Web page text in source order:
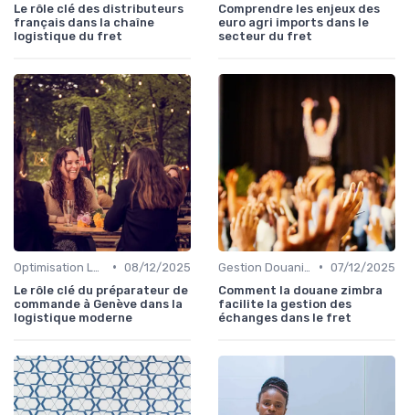
Le rôle clé des distributeurs
français dans la chaîne
logistique du fret
Comprendre les enjeux des
euro agri imports dans le
secteur du fret
• 08/12/2025
Le rôle clé du préparateur de
commande à Genève dans la
logistique moderne
• 07/12/2025
Comment la douane zimbra
facilite la gestion des
échanges dans le fret